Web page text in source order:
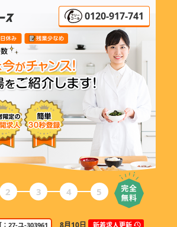
0120-917-741
2 3 4 5
27-ユ-303961 8月10日 新着求人更新